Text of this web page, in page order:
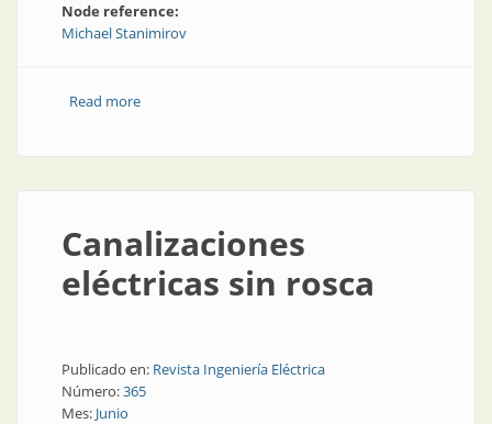
Node reference:
Michael Stanimirov
Read moreabout Análisis de malla para circuitos no planos (3D)
Canalizaciones
eléctricas sin rosca
Publicado en: Revista Ingeniería Eléctrica
Número:365
Mes: Junio